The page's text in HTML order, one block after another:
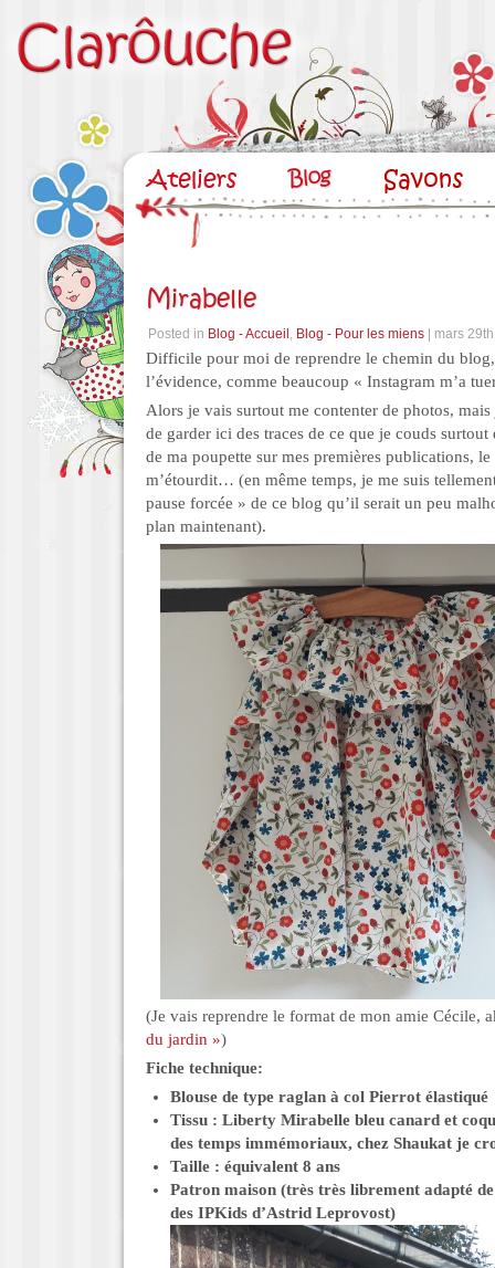
Mirabelle
Posted in Blog - Accueil , Blog - Pour les miens | mars
Difficile pour moi de reprendre le chemin du
l’évidence, comme beaucoup « Instagram m’a
Alors je vais surtout me contenter de photos, mais
de garder ici des traces de ce que je couds
de ma poupette sur mes premières publications,
m’étourdit… (en même temps, je me suis
pause forcée » de ce blog qu’il serait un peu
plan maintenant).
(Je vais reprendre le format de mon amie Cécile,
du jardin »)
Fiche technique:
Blouse de type raglan à col Pierrot élastiqué
Tissu : Liberty Mirabelle bleu canard et
des temps immémoriaux, chez Shaukat je
Taille : équivalent 8 ans
Patron maison (très très librement adapté
des IPKids d’Astrid Leprovost)